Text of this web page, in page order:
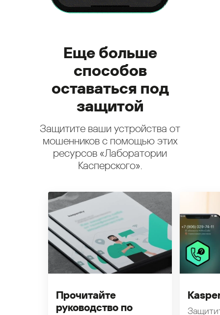
Еще больше
способов
оставаться под
защитой
Защитите ваши устройства от
мошенников с помощью этих
ресурсов «Лаборатории
Касперского».
Прочитайте
руководство по